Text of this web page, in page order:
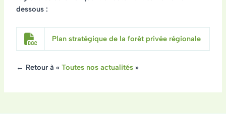
dessous :
Plan stratégique de la forêt privée régionale
← Retour à « Toutes nos actualités»